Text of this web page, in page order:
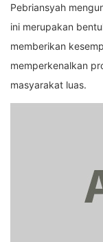
Pebriansyah
ini merupakan
memberikan
memperkenalkan
masyarakat luas.